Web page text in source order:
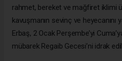
rahmet, bereket ve mağfiret iklimi
kavuşmanın sevinç ve heyecanını
Erbaş, 2 Ocak Perşembe’yi
mübarek Regaib Gecesi’ni idrak